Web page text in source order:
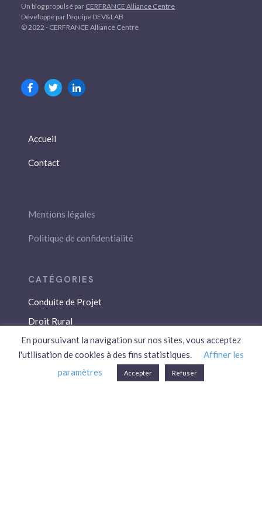
Un blog propulsé par CERFRANCE Alliance Centre
Développé par l'équipe DEV&LAB
© 2022 - CERFRANCE Alliance Centre
Accueil
Contact
Mentions légales
Politique de confidentialité
Conduite de Projet
Droit Rural
Droit Social
Économie / Gestion
Environnement
En poursuivant la navigation sur nos sites, vous acceptez
l'utilisation de cookies à des fins statistiques.
Affiner les
paramètres
Accepter Refuser